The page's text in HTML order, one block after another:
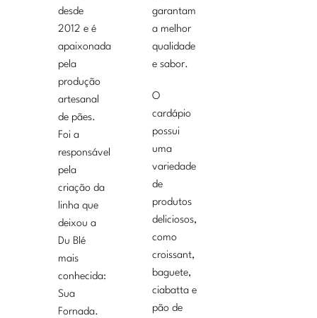
desde
2012 e é
apaixonada
pela
produção
artesanal
de pães.
Foi a
responsável
pela
criação da
linha que
deixou a
Du Blé
mais
conhecida:
Sua
Fornada.
garantam
a melhor
qualidade
e sabor.
O
cardápio
possui
uma
variedade
de
produtos
deliciosos,
como
croissant,
baguete,
ciabatta e
pão de